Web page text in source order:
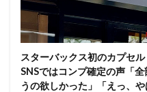
スターバックス初のカプセ
SNSではコンプ確定の声「
うの欲しかった」「えっ、や